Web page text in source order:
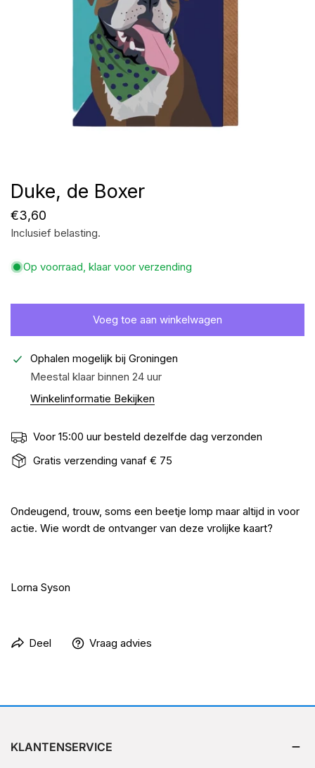
Open media in galerijweergave
Duke, de Boxer
Normale
prijs
€3,60
Inclusief belasting.
Op voorraad, klaar voor verzending
Voeg toe aan winkelwagen
Ophalen mogelijk bij Groningen
Meestal klaar binnen 24 uur
Winkelinformatie Bekijken
Voor 15:00 uur besteld dezelfde dag verzonden
Gratis verzending vanaf € 75
Ondeugend, trouw, soms een beetje lomp maar altijd in voor
actie. Wie wordt de ontvanger van deze vrolijke kaart?
Lorna Syson
Deel Vraag advies
KLANTENSERVICE